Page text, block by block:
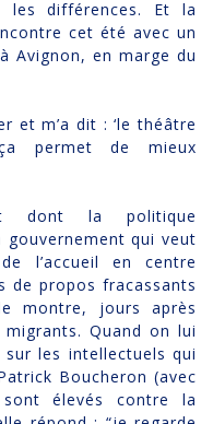
les différences. Et la
cet été avec un
Avignon, en marge du
et m’a dit : ‘le théâtre
permet de mieux
dont la politique
gouvernement qui veut
l’accueil en centre
de propos fracassants
montre, jours après
migrants. Quand on lui
les intellectuels qui
Boucheron (avec
élevés contre la